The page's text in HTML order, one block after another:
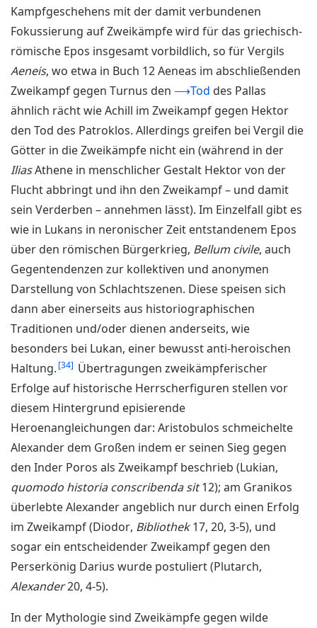
Kampfgeschehens mit der damit verbundenen
Fokussierung auf Zweikämpfe wird für das griechisch-
römische Epos insgesamt vorbildlich, so für Vergils
Aeneis, wo etwa in Buch 12 Aeneas im abschließenden
Zweikampf gegen Turnus den ⟶Tod des Pallas
ähnlich rächt wie Achill im Zweikampf gegen Hektor
den Tod des Patroklos. Allerdings greifen bei Vergil die
Götter in die Zweikämpfe nicht ein (während in der
IliasAthene in menschlicher Gestalt Hektor von der
Flucht abbringt und ihn den Zweikampf – und damit
sein Verderben – annehmen lässt). Im Einzelfall gibt es
wie in Lukans in neronischer Zeit entstandenem Epos
über den römischen Bürgerkrieg, Bellum civile, auch
Gegentendenzen zur kollektiven und anonymen
Darstellung von Schlachtszenen. Diese speisen sich
dann aber einerseits aus historiographischen
Traditionen und/oder dienen anderseits, wie
besonders bei Lukan, einer bewusst anti-heroischen
Haltung. 34
Übertragungen zweikämpferischer
Erfolge auf historische Herrscherfiguren stellen vor
diesem Hintergrund episierende
Heroenangleichungen dar: Aristobulos schmeichelte
Alexander dem Großen indem er seinen Sieg gegen
den Inder Poros als Zweikampf beschrieb (Lukian,
quomodo historia conscribenda sit12); am Granikos
überlebte Alexander angeblich nur durch einen Erfolg
im Zweikampf (Diodor, Bibliothek17, 20, 3-5), und
sogar ein entscheidender Zweikampf gegen den
Perserkönig Darius wurde postuliert (Plutarch,
Alexander20, 4-5).
In der Mythologie sind Zweikämpfe gegen wilde